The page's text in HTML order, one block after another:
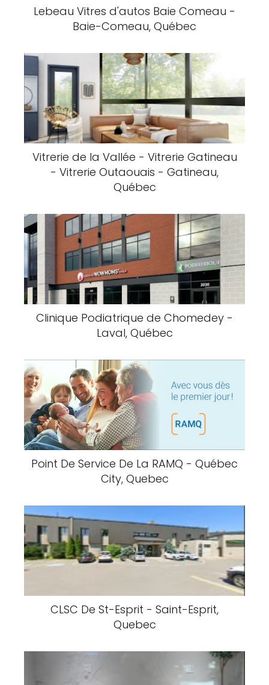
Point De Service De La RAMQ - Québec
City, Quebec
CLSC De St-Esprit - Saint-Esprit,
Quebec
Clinique CloudMed Griffintown -
Montreal, Quebec
Sainte-Anne-des-Plaines Medical
Clinic - Sainte-Anne-des-Plaines,
Quebec
Eggsquis Laprairie - La Prairie, Québec